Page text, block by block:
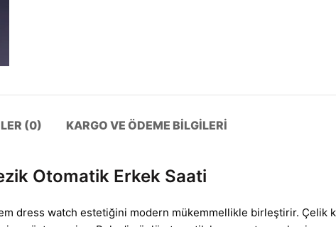
(0) KARGO VE ÖDEME BILGILERI
Otomatik Erkek Saati
dress watch estetiğini modern mükemmellikle birleştirir. Çelik